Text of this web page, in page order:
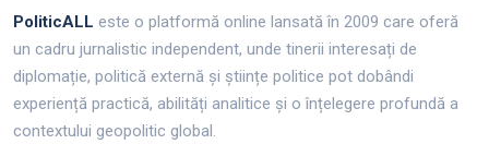
PoliticALL este o platformă online lansată în 2009 care oferă
un cadru jurnalistic independent, unde tinerii interesați de
diplomație, politică externă și științe politice pot dobândi
experiență practică, abilități analitice și o înțelegere profundă a
contextului geopolitic global.